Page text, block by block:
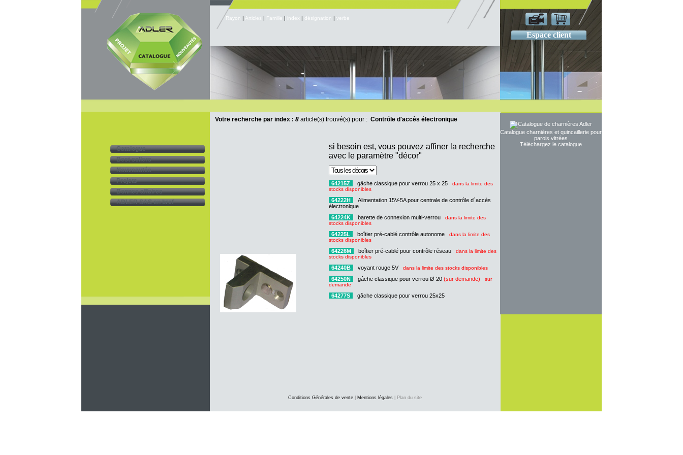
Rayon | Articles | Famille | index | désignation | verbe
Espace client
Catalogue
Best sellers
Nouveautés
Projets
Bonnes affaires
ADLER SAS en bref
Votre recherche par index : 8 article(s) trouvé(s) pour : Contrôle d'accès électronique
si besoin est, vous pouvez affiner la recherche
avec le paramètre "décor"
64215Z gâche classique pour verrou 25 x 25
dans la limite des
stocks disponibles
64222H
Alimentation 15V-5A pour centrale de contrôle d´accès
électronique
64224K
barette de connexion multi-verrou
dans la limite des
stocks disponibles
64225L boîtier pré-cablé contrôle autonome
dans la limite des
stocks disponibles
64226M boîtier pré-cablé pour contrôle réseau
dans la limite des
stocks disponibles
64240B voyant rouge 5V dans la limite des stocks disponibles
64250N gâche classique pour verrou Ø 20 (sur demande)
sur
demande
64277S gâche classique pour verrou 25x25
Conditions Générales de vente Mentions légales | Plan du site
Catalogue charnières et quincaillerie pour
parois vitrées
Téléchargez le catalogue